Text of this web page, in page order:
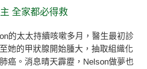
全家都必得救
太太持續咳嗽多月，醫生最初診
她的甲狀腺開始腫大，抽取組織化
癌。消息晴天霹靂，Nelson做夢也